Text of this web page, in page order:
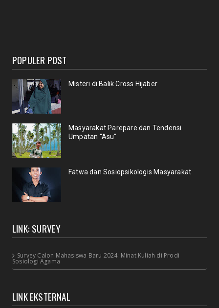
POPULER POST
Misteri di Balik Cross Hijaber
Masyarakat Parepare dan Tendensi
Umpatan "Asu"
Fatwa dan Sosiopsikologis Masyarakat
LINK: SURVEY
Survey Calon Mahasiswa Baru 2024: Minat Kuliah di Prodi
Sosiologi Agama
LINK EKSTERNAL